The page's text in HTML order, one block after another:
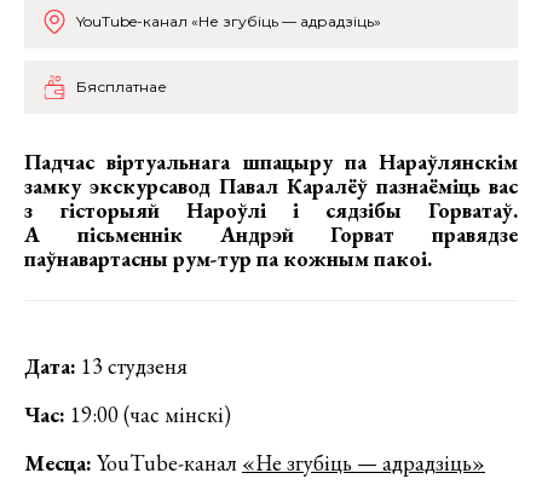
YouTube-канал «Не згубіць — адрадзіць»
Бясплатнае
Падчас віртуальнага шпацыру па Нараўлянскім
замку экскурсавод Павал Каралёў пазнаёміць вас
з гісторыяй Нароўлі і сядзібы Горватаў.
А пісьменнік Андрэй Горват правядзе
паўнавартасны рум-тур па кожным пакоі.
Дата: 13 студзеня
Час: 19:00 (час мінскі)
Месца: YouTube-канал «Не згубіць — адрадзіць»